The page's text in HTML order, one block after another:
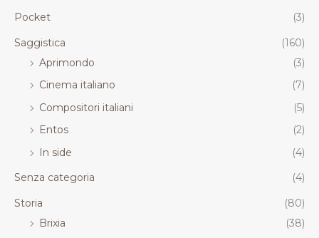
Pocket
(3)
Saggistica
(160)
Aprimondo
(3)
Cinema italiano
(7)
Compositori italiani
(5)
Entos
(2)
In side
(4)
Senza categoria
(4)
Storia
(80)
Brixia
(38)